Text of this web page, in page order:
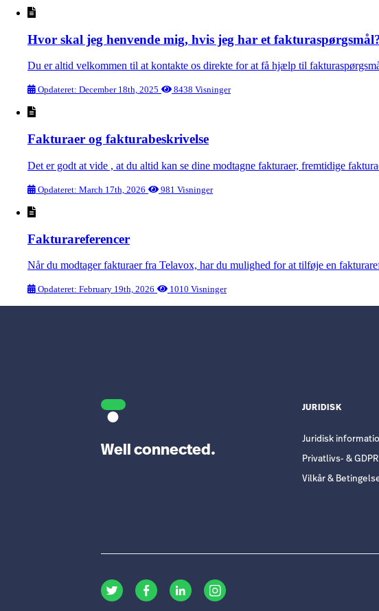
Hvor skal jeg henvende mig, hvis jeg har et
Du er altid velkommen til at kontakte os direkte for at få hjælp til
Opdateret: December 18th, 2025 8438 Visninger
Fakturaer og fakturabeskrivelse
Det er godt at vide , at du altid kan se dine modtagne fakturaer, fremtidige
Opdateret: March 17th, 2026 981 Visninger
Fakturareferencer
Når du modtager fakturaer fra Telavox, har du mulighed for at tilføje en
Opdateret: February 19th, 2026 1010 Visninger
Well connected.
JURIDISK
Juridisk
Privatlivs- &
Vilkår &